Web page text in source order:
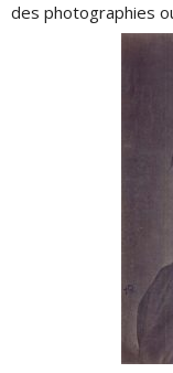
des photographies